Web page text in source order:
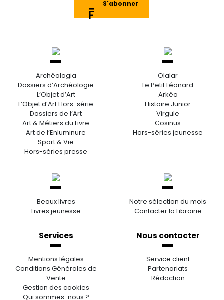
S'abonner
Archéologia
Dossiers d’Archéologie
L’Objet d’Art
L’Objet d’Art Hors-série
Dossiers de l’Art
Art & Métiers du Livre
Art de l’Enluminure
Sport & Vie
Hors-séries presse
Olalar
Le Petit Léonard
Arkéo
Histoire Junior
Virgule
Cosinus
Hors-séries jeunesse
Beaux livres
Livres jeunesse
Notre sélection du mois
Contacter la Librairie
Services
Mentions légales
Conditions Générales de
Vente
Gestion des cookies
Qui sommes-nous ?
Nous contacter
Service client
Partenariats
Rédaction